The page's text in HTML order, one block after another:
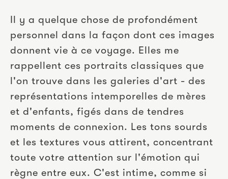
Il y a quelque chose de profondément
personnel dans la façon dont ces images
donnent vie à ce voyage. Elles me
rappellent ces portraits classiques que
l'on trouve dans les galeries d'art - des
représentations intemporelles de mères
et d'enfants, figés dans de tendres
moments de connexion. Les tons sourds
et les textures vous attirent, concentrant
toute votre attention sur l'émotion qui
règne entre eux. C'est intime, comme si